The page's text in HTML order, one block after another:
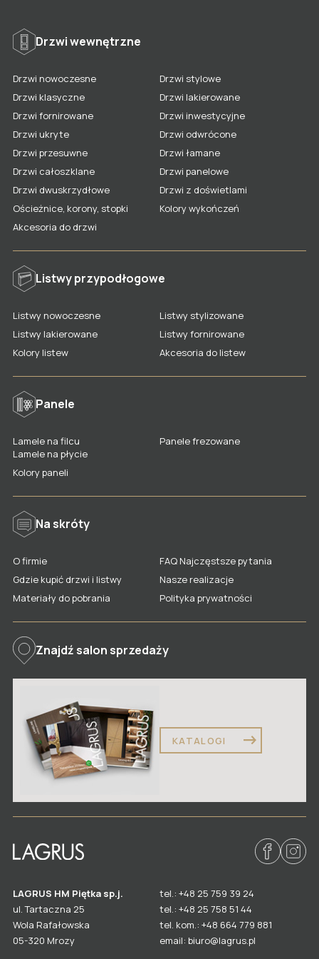
DRZWI
DRZWI WEWNĘTRZNE
WSZYSTKIE MODELE
TECHNICZNE
Drzwi fornirowane
Drzwi stylowe
Drzwi klasyczne
Drzwi ukryte
Drzwi odwrócone
Drzwi łamane
Drzwi całoszklane
Drzwi dwuskrzydłowe
Ościeżnice, korony, stopki, naświetla
Kolory wykończeń drzwi
Rodzaje i kolory szkła
Akcesoria do drzwi
Gdzie kupić drzwi LAGRUS?
LISTWY
LISTWY PRZYPODŁOGOWE
WSZYSTKIE MODELE
Listwy lakierowane
Listwy fornirowane
Listwy nowoczesne
Listwy stylizowane
Akcesoria dla listew
Gdzie kupić listwy LAGRUS?
PANELE ŚCIENNE
PANELE ŚCIENNE
Lamele na filcu
Lamele na płycie
Penele frezowane
Gdzie kupić panele LAGRUS?
O LAGRUS
O firmie
Blog
Polityka Prywatności
DO POBRANIA
STREFA PARTNERA
Współpraca
KONTAKT
PL
Drzwi wewnętrzne
Drzwi nowoczesne
Drzwi stylowe
Drzwi klasyczne
Drzwi lakierowane
Drzwi fornirowane
Drzwi inwestycyjne
Drzwi ukryte
Drzwi odwrócone
Drzwi przesuwne
Drzwi łamane
Drzwi całoszklane
Drzwi panelowe
Drzwi dwuskrzydłowe
Drzwi z doświetlami
Ościeżnice, korony, stopki
Kolory wykończeń
Akcesoria do drzwi
Listwy przypodłogowe
Listwy nowoczesne
Listwy stylizowane
Listwy lakierowane
Listwy fornirowane
Kolory listew
Akcesoria do listew
Panele
Lamele na filcu
Lamele na płycie
Panele frezowane
Kolory paneli
Na skróty
O firmie
FAQ Najczęstsze pytania
Gdzie kupić drzwi i listwy
Nasze realizacje
Materiały do pobrania
Polityka prywatności
Znajdź salon sprzedaży
KATALOGI
LAGRUS HM Piętka sp.j.
ul. Tartaczna 25
Wola Rafałowska
05-320 Mrozy
tel.: +48 25 759 39 24
tel.: +48 25 758 51 44
tel. kom.: +48 664 779 881
email: biuro@lagrus.pl